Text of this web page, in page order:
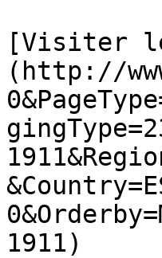
[Visiter
(http://
1911)